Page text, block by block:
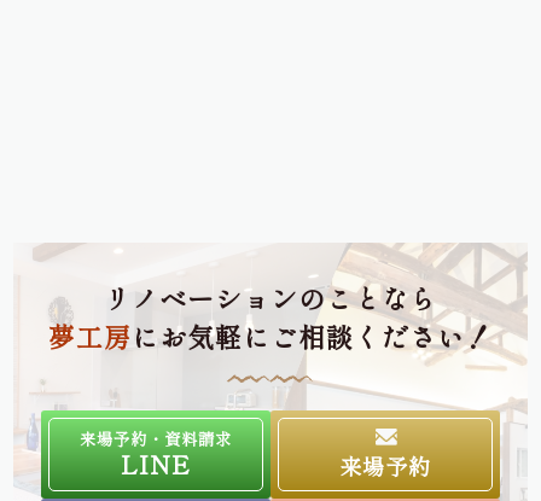
リノベーションのことなら
夢工房にお気軽にご相談ください！
来場予約・資料請求
LINE 来場予約